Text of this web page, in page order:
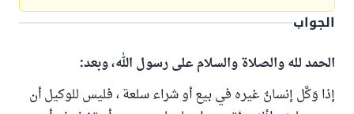
الجواب
الحمد لله والصلاة والسلام على رسول الله، وبعد:
إذا وَكَّل إنسانٌ غيره في بيع أو شراء سلعة ، فليس للوكيل أن